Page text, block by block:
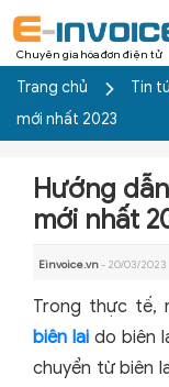
Chuyên gia hóa đơn điện tử
Trang chủ Tin
mới nhất 2023
Hướng
mới nhất
Einvoice.vn- 20/03/2023
Trong thực tế,
biên lai do biên
chuyển từ biên